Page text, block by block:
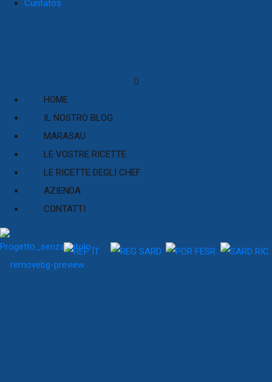
Cuntatos
HOME
IL NOSTRO BLOG
MARASAU
LE VOSTRE RICETTE
LE RICETTE DEGLI CHEF
AZIENDA
CONTATTI